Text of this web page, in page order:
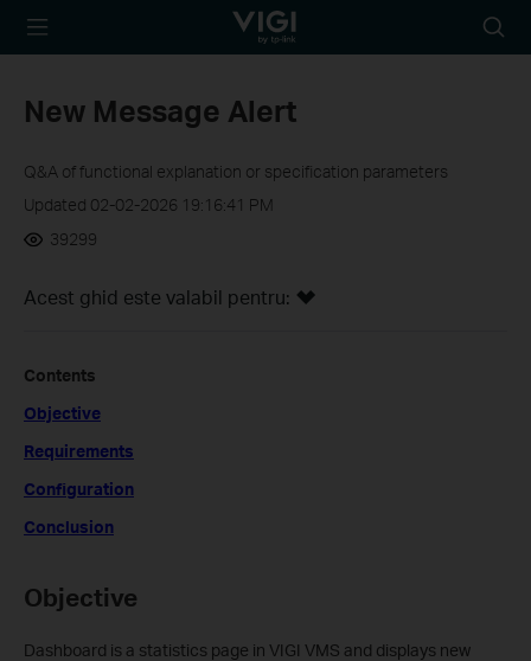
TP-Link, Reliably
icon
New Message Alert
Q&A of functional explanation or specification parameters
Updated 02-02-2026 19:16:41 PM
39299
Acest ghid este valabil pentru:
Contents
Objective
Requirements
Configuration
Conclusion
Objective
Dashboard is a statistics page in VIGI VMS and displays new